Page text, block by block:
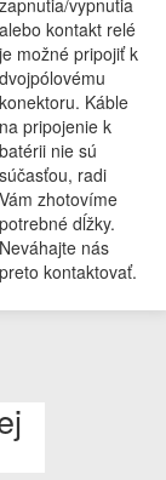
alebo kontakt relé
je možné pripojiť k
dvojpólovému
konektoru. Káble
na pripojenie k
batérii nie sú
súčasťou, radi
Vám zhotovíme
potrebné dĺžky.
Neváhajte nás
preto kontaktovať.